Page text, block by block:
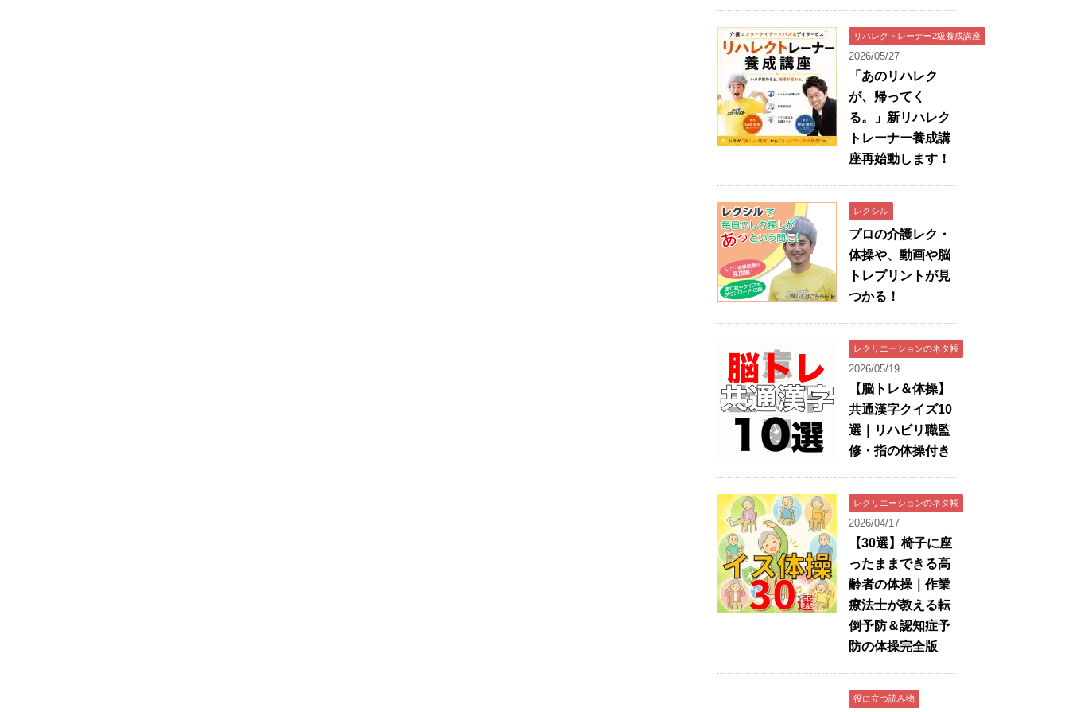
リハレクトレーナー2級養成講座
2026/05/27
「あのリハレク
が、帰ってく
る。」新リハレク
トレーナー養成講
座再始動します！
レクシル
プロの介護レク・
体操や、動画や脳
トレプリントが見
つかる！
レクリエーションのネタ帳
2026/05/19
【脳トレ＆体操】
共通漢字クイズ10
選｜リハビリ職監
修・指の体操付き
レクリエーションのネタ帳
2026/04/17
【30選】椅子に座
ったままできる高
齢者の体操｜作業
療法士が教える転
倒予防＆認知症予
防の体操完全版
役に立つ読み物